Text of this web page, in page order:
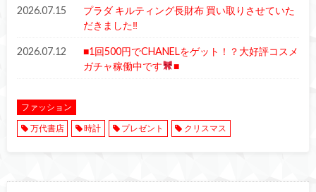
2026.07.15
プラダ キルティング長財布 買い取りさせていた
だきました‼︎
2026.07.12
■1回500円でCHANELをゲット！？大好評コスメ
ガチャ稼働中です
■
ファッション
万代書店
時計 プレゼント クリスマス